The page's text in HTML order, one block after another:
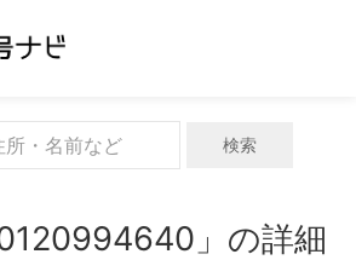
検索
」の詳細